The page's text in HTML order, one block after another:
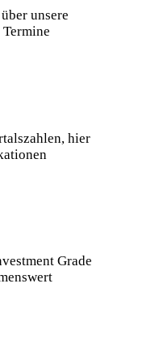
unsere
hier
Grade